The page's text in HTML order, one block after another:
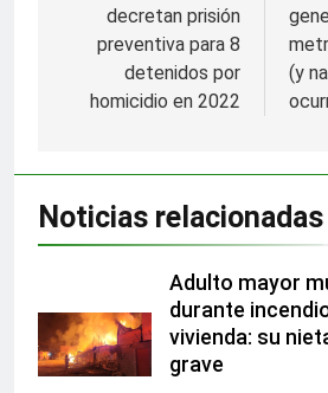
entradas
decretan prisión
preventiva para 8
detenidos por
homicidio en 2022
(y
Noticias relacionadas
Adulto mayor
durante
vivienda: su
grave